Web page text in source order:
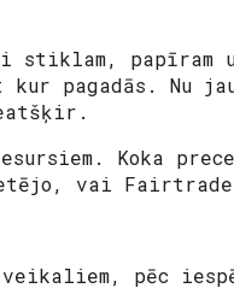
papīram
pagadās. Nu
Koka
vai
pēc